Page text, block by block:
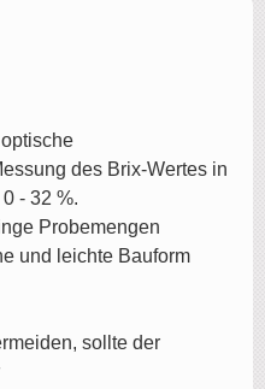
des Brix-Wertes in
- 32 %.
Probemengen
und leichte Bauform
sollte der